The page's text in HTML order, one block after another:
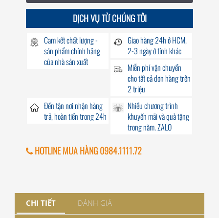
DỊCH VỤ TỪ CHÚNG TÔI
Cam kết chất lượng -
sản phẩm chính hãng
của nhà sản xuất
Giao hàng24hở HCM,
2-3 ngày ở tỉnh khác
Miễn phí vận chuyển
cho tất cả đơn hàng trên
2 triệu
Đếntận nơinhận hàng
trả, hoàn tiền trong24h
Nhiều chương trình
khuyến mãivà quà tặng
trong năm. ZALO
HOTLINE MUA HÀNG 0984.1111.72
CHI TIẾT ĐÁNH GIÁ